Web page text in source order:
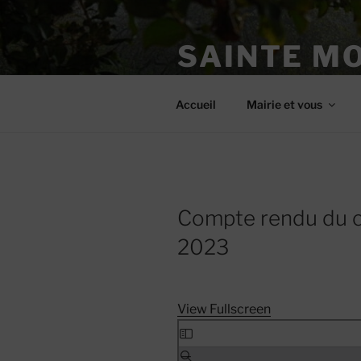
SAINTE
Accueil Mairie et vous
Compte rendu du
2023
View Fullscreen
Skip